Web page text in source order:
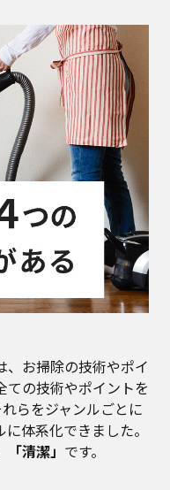
、お掃除の技術やポイ
ての技術やポイントを
らをジャンルごとに
体系化できました。
清潔」 です。